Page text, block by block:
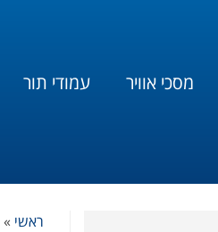
מסכי אוויר עמודי תור
ראשי »